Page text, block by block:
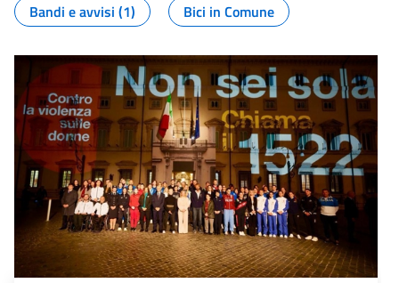
Bandi e avvisi (1)
Bici in Comune